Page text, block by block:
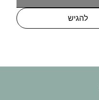
להגיש